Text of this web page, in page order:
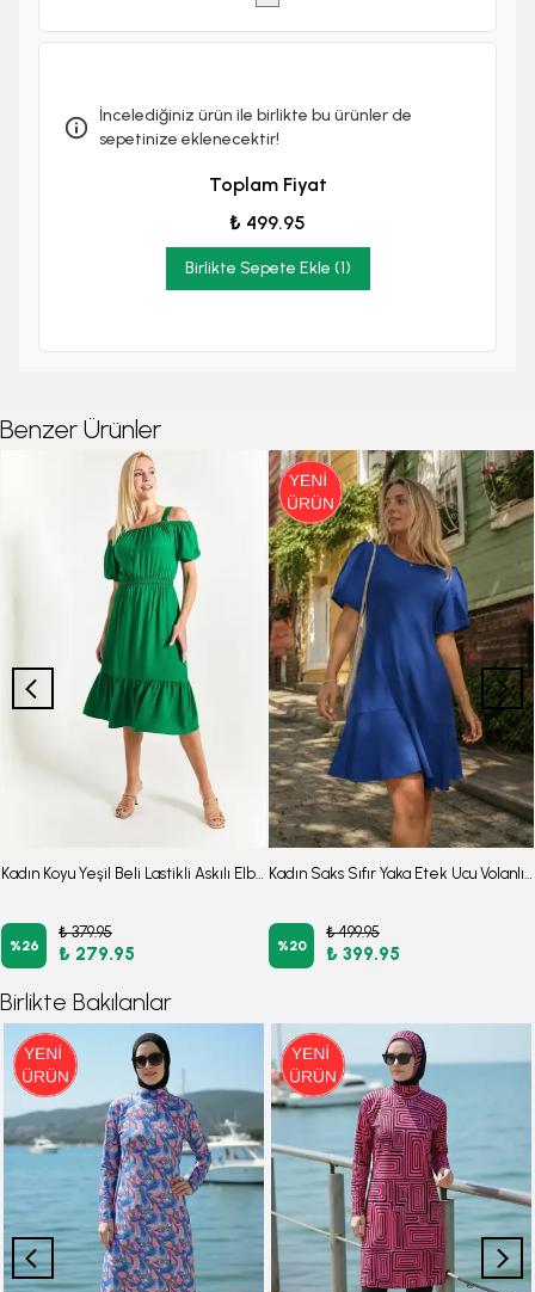
İncelediğiniz ürün ile birlikte bu ürünler de
sepetinize eklenecektir!
Toplam Fiyat
₺ 499.95
Birlikte Sepete Ekle (1)
Benzer Ürünler
Kadın Koyu Yeşil Beli Lastikli Askılı Elbise Arm-21k001214
%26
₺ 379.95
₺ 279.95
Kadın Saks Sıfır Yaka Etek Ucu Volanlı Kısa Kol Fermuarlı Elbise ARM-26Y001057
%20
₺ 499.95
₺ 399.95
Birlikte Bakılanlar